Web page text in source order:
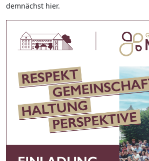
demnächst hier.